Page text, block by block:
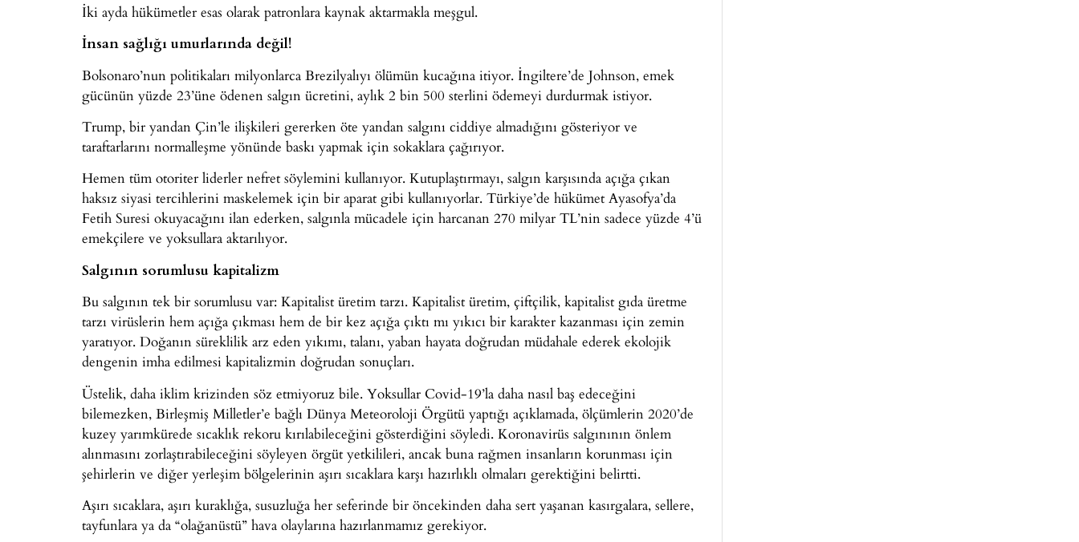
İki ayda hükümetler esas olarak patronlara kaynak aktarmakla meşgul.
İnsan sağlığı umurlarında değil!
Bolsonaro’nun politikaları milyonlarca Brezilyalıyı ölümün kucağına itiyor. İngiltere’de Johnson, emek
gücünün yüzde 23’üne ödenen salgın ücretini, aylık 2 bin 500 sterlini ödemeyi durdurmak istiyor.
Trump, bir yandan Çin’le ilişkileri gererken öte yandan salgını ciddiye almadığını gösteriyor ve
taraftarlarını normalleşme yönünde baskı yapmak için sokaklara çağırıyor.
Hemen tüm otoriter liderler nefret söylemini kullanıyor. Kutuplaştırmayı, salgın karşısında açığa çıkan
haksız siyasi tercihlerini maskelemek için bir aparat gibi kullanıyorlar. Türkiye’de hükümet Ayasofya’da
Fetih Suresi okuyacağını ilan ederken, salgınla mücadele için harcanan 270 milyar TL’nin sadece yüzde 4’ü
emekçilere ve yoksullara aktarılıyor.
Salgının sorumlusu kapitalizm
Bu salgının tek bir sorumlusu var: Kapitalist üretim tarzı. Kapitalist üretim, çiftçilik, kapitalist gıda üretme
tarzı virüslerin hem açığa çıkması hem de bir kez açığa çıktı mı yıkıcı bir karakter kazanması için zemin
yaratıyor. Doğanın süreklilik arz eden yıkımı, talanı, yaban hayata doğrudan müdahale ederek ekolojik
dengenin imha edilmesi kapitalizmin doğrudan sonuçları.
Üstelik, daha iklim krizinden söz etmiyoruz bile. Yoksullar Covid-19’la daha nasıl baş edeceğini
bilemezken, Birleşmiş Milletler’e bağlı Dünya Meteoroloji Örgütü yaptığı açıklamada, ölçümlerin 2020’de
kuzey yarımkürede sıcaklık rekoru kırılabileceğini gösterdiğini söyledi. Koronavirüs salgınının önlem
alınmasını zorlaştırabileceğini söyleyen örgüt yetkilileri, ancak buna rağmen insanların korunması için
şehirlerin ve diğer yerleşim bölgelerinin aşırı sıcaklara karşı hazırlıklı olmaları gerektiğini belirtti.
Aşırı sıcaklara, aşırı kuraklığa, susuzluğa her seferinde bir öncekinden daha sert yaşanan kasırgalara, sellere,
tayfunlara ya da “olağanüstü” hava olaylarına hazırlanmamız gerekiyor.